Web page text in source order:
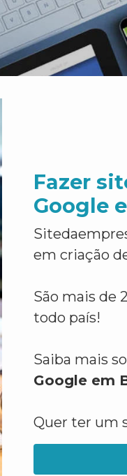
Fazer
Google
em criação
São mais de
todo país!
Saiba mais
Google em
Quer ter um